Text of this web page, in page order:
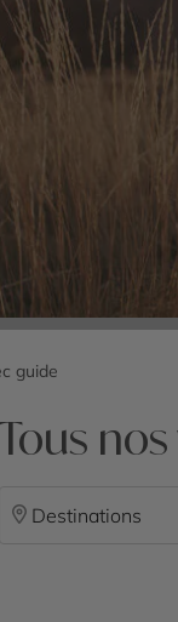
guide
Tous
Destinations